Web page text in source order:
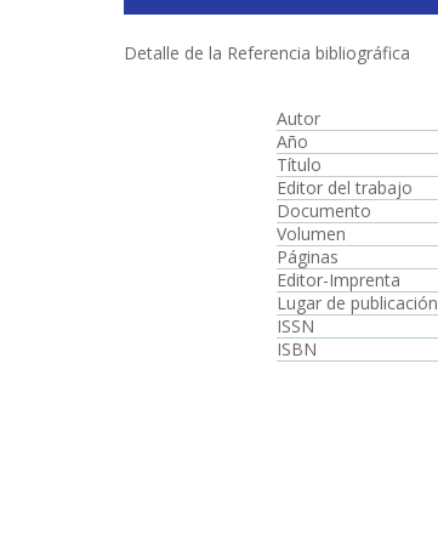
Detalle de la Referencia bibliográfica
Autor
Año
Título
Editor del trabajo
Documento
Volumen
Páginas
Editor-Imprenta
Lugar de publicación
ISSN
ISBN